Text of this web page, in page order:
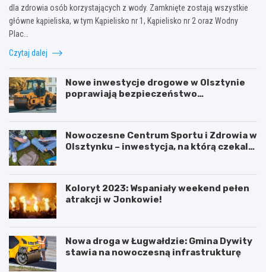
dla zdrowia osób korzystających z wody. Zamknięte zostają wszystkie
główne kąpieliska, w tym Kąpielisko nr 1, Kąpielisko nr 2 oraz Wodny
Plac…
Czytaj dalej
Nowe inwestycje drogowe w Olsztynie
poprawiają bezpieczeństwo
Nowoczesne Centrum Sportu i Zdrowia w
Olsztynku – inwestycja, na którą czekali
Koloryt 2023: Wspaniały weekend pełen
atrakcji w Jonkowie!
Nowa droga w Ługwałdzie: Gmina Dywity
stawia na nowoczesną infrastrukturę